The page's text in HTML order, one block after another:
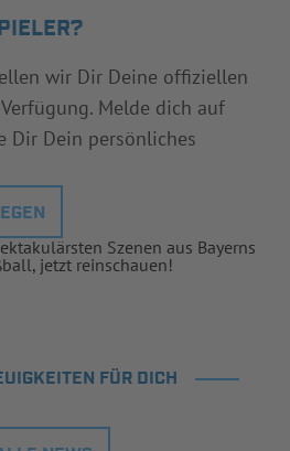
wir Dir Deine offiziellen
Melde dich auf
Dir Dein persönliches
Szenen aus Bayerns
jetzt reinschauen!
FÜR DICH